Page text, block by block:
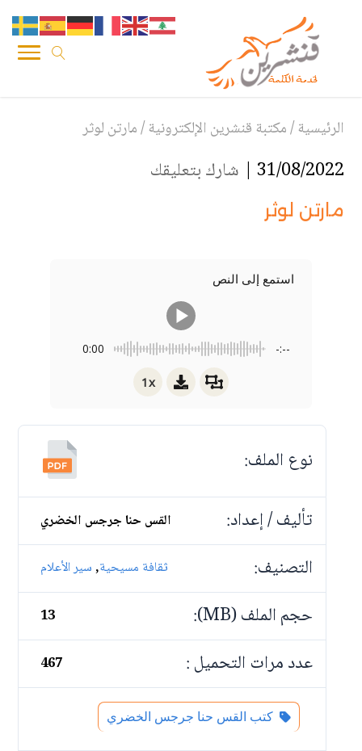
الرئيسية/مكتبة قنشرين الإلكترونية/مارتن لوثر
31/08/2022 | شارك بتعليقك
مارتن لوثر
استمع إلى النص
0:00 -:--
1x
نوع الملف:
تأليف / إعداد:
القس حنا جرجس الخضري
التصنيف: ثقافة مسيحية,سير الأعلام
حجم الملف (MB): 13
عدد مرات التحميل : 467
كتب القس حنا جرجس الخضري